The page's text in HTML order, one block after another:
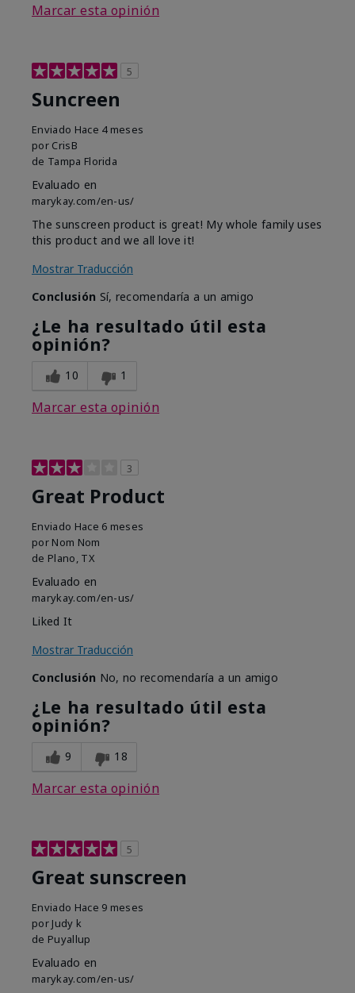
Marcar esta opinión
5
Suncreen
Enviado Hace 4 meses
por CrisB
de Tampa Florida
Evaluado en
marykay.com/en-us/
The sunscreen product is great! My whole family uses
this product and we all love it!
Mostrar Traducción
Conclusión Sí, recomendaría a un amigo
¿Le ha resultado útil esta
opinión?
10 1
Marcar esta opinión
3
Great Product
Enviado Hace 6 meses
por Nom Nom
de Plano, TX
Evaluado en
marykay.com/en-us/
Liked It
Mostrar Traducción
Conclusión No, no recomendaría a un amigo
¿Le ha resultado útil esta
opinión?
9 18
Marcar esta opinión
5
Great sunscreen
Enviado Hace 9 meses
por Judy k
de Puyallup
Evaluado en
marykay.com/en-us/